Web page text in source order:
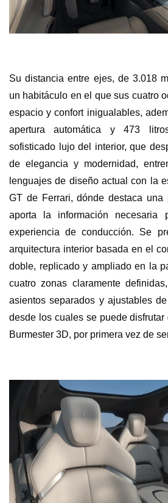
Su distancia entre ejes, de 3.018
un habitáculo en el que sus cuatro
espacio y confort inigualables,
apertura automática y 473
sofisticado lujo del interior, que
de elegancia y modernidad,
lenguajes de diseño actual con la
GT de Ferrari, dónde destaca una
aporta la información necesaria
experiencia de conducción. Se
arquitectura interior basada en el
doble, replicado y ampliado en la
cuatro zonas claramente
asientos separados y ajustables
desde los cuales se puede
Burmester 3D, por primera vez de